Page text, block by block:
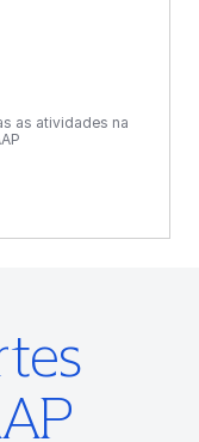
as atividades na